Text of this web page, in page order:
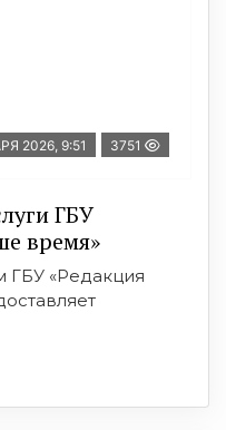
2026, 9:51 3751
ГБУ
время»
ГБУ «Редакция